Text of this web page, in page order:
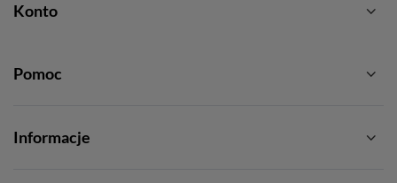
Konto
Pomoc
Informacje